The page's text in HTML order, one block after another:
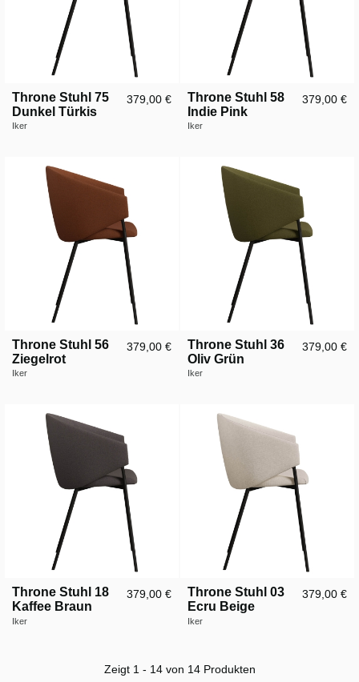
Throne Stuhl 75
Dunkel Türkis
Iker
379,00 €
Throne Stuhl 58
Indie Pink
Iker
379,00 €
Throne Stuhl 56
Ziegelrot
Iker
379,00 €
Throne Stuhl 36
Oliv Grün
Iker
379,00 €
Throne Stuhl 18
Kaffee Braun
Iker
379,00 €
Throne Stuhl 03
Ecru Beige
Iker
379,00 €
Zeigt 1 - 14 von 14 Produkten